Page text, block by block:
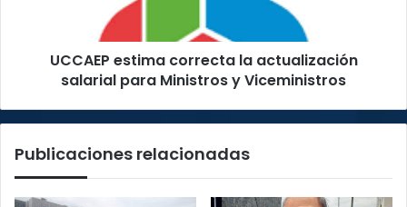
Viceministros
UCCAEP estima correcta la actualización
salarial para Ministros y Viceministros
Publicaciones relacionadas